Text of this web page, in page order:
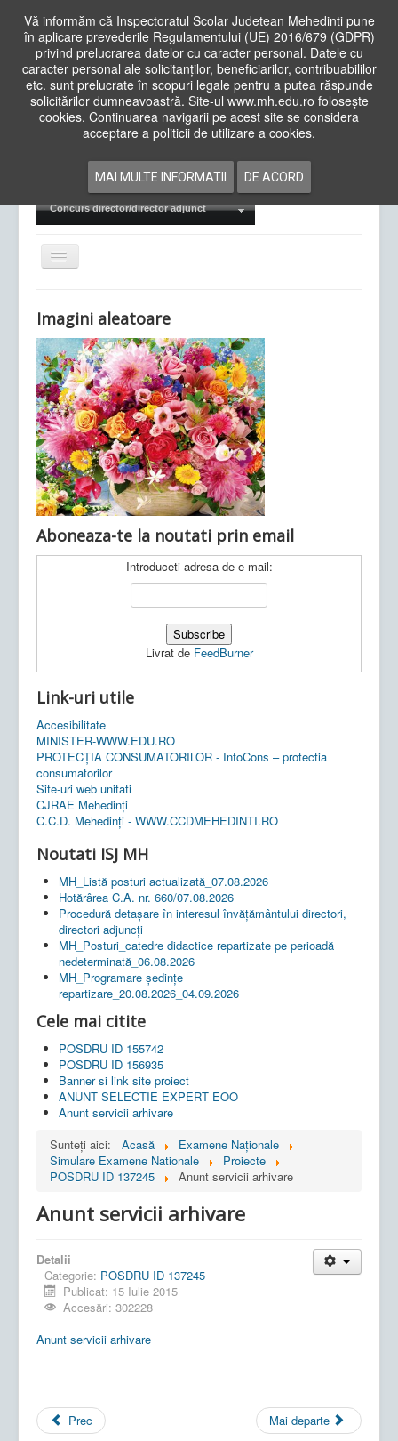
Vă informăm că Inspectoratul Scolar Judetean Mehedinti pune
în aplicare prevederile Regulamentului (UE) 2016/679 (GDPR)
privind prelucrarea datelor cu caracter personal. Datele cu
caracter personal ale solicitanților, beneficiarilor, contribuabililor
etc. sunt prelucrate în scopuri legale pentru a putea răspunde
solicitărilor dumneavoastră. Site-ul www.mh.edu.ro folosește
cookies. Continuarea navigarii pe acest site se considera
acceptare a politicii de utilizare a cookies.
MAI MULTE INFORMATII DE ACORD
Cauta
in
siteAcasa Cadre Didactice
Examene Naționale
Concurs director/director adjunct
Comută
navigarea
Ultimele articole: Vi, 04.11.2022 -Inspectoratul Școlar
Județean Mehedinți
Imagini aleatoare
Aboneaza-te la noutati prin email
Introduceti adresa de e-mail:
Livrat de FeedBurner
Link-uri utile
Accesibilitate
MINISTER-WWW.EDU.RO
PROTECȚIA CONSUMATORILOR - InfoCons – protectia
consumatorilor
Site-uri web unitati
CJRAE Mehedinți
C.C.D. Mehedinţi - WWW.CCDMEHEDINTI.RO
Noutati ISJ MH
MH_Listă posturi actualizată_07.08.2026
Hotărârea C.A. nr. 660/07.08.2026
Procedură detașare în interesul învățământului directori,
directori adjuncți
MH_Posturi_catedre didactice repartizate pe perioadă
nedeterminată_06.08.2026
MH_Programare ședințe
repartizare_20.08.2026_04.09.2026
Cele mai citite
POSDRU ID 155742
POSDRU ID 156935
Banner si link site proiect
ANUNT SELECTIE EXPERT EOO
Anunt servicii arhivare
Sunteți aici:
Acasă
Examene Naționale
Simulare Examene Nationale
Proiecte
POSDRU ID 137245
Anunt servicii arhivare
Anunt servicii arhivare
Detalii
Categorie: POSDRU ID 137245
Publicat: 15 Iulie 2015
Accesări: 302228
Anunt servicii arhivare
Prec Mai departe